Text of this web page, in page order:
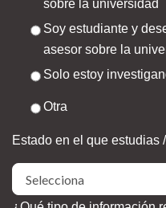
sobre la universidad
Soy estudiante y
asesor sobre la
Solo estoy
Otra
Estado en el que estudias